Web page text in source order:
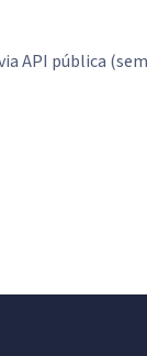
API pública